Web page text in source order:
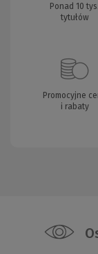
Ponad 10 tys.
tytułów
Promocyjne
i rabaty